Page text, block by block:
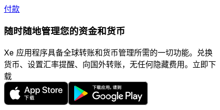
付款
随时随地管理您的资金和货币
Xe 应用程序具备全球转账和货币管理所需的一切功能。兑换
货币、设置汇率提醒、向国外转账，无任何隐藏费用。立即下
载